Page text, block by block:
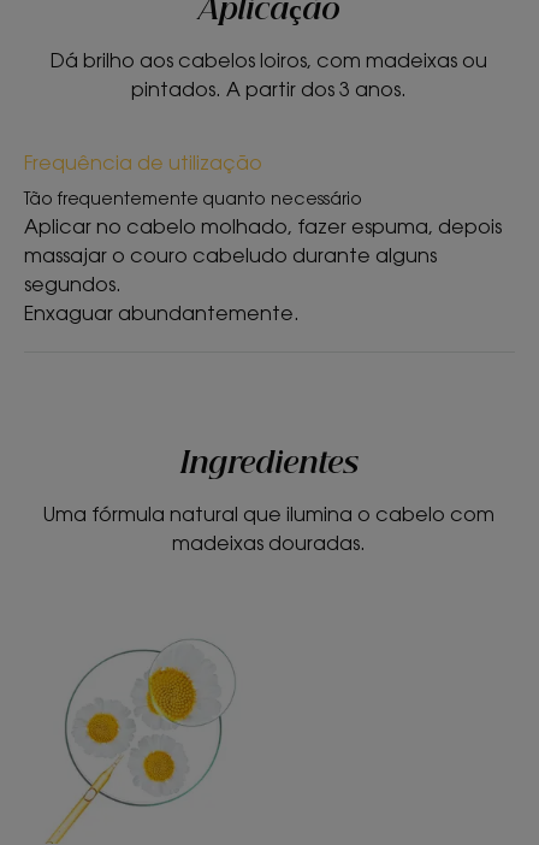
carecem de volume.
TEXTURA RECICLÁVEL
Textura
Líquido
Benefícios da textura
* De acordo com a Norma OCDE 301B.
** Efeito iluminador – 87% concordam – testado em 31 indivíduos após
*** Cabelo suave – 94% concordam – testado em 31 indivíduos após
Aplicação
Dá brilho aos cabelos loiros, com madeixas ou
pintados. A partir dos 3 anos.
Frequência de utilização
Tão frequentemente quanto necessário
Aplicar no cabelo molhado, fazer espuma, depois
massajar o couro cabeludo durante alguns
segundos.
Enxaguar abundantemente.
Ingredientes
Uma fórmula natural que ilumina o cabelo com
madeixas douradas.